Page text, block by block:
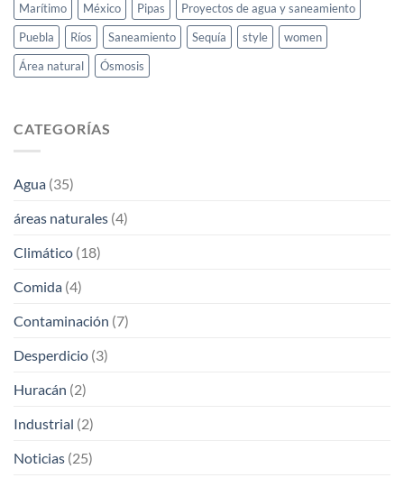
Marítimo
México Pipas
Proyectos de agua y saneamiento
Puebla
Ríos Saneamiento Sequía style
women
Área natural
Ósmosis
CATEGORÍAS
Agua (35)
áreas naturales (4)
Climático (18)
Comida (4)
Contaminación (7)
Desperdicio (3)
Huracán (2)
Industrial (2)
Noticias (25)